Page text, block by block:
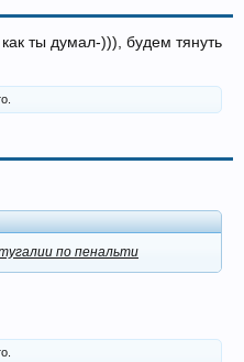
ты думал-))), будем тянуть
по пенальти